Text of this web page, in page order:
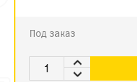
Под заказ